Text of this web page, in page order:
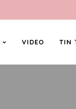
VIDEO TIN